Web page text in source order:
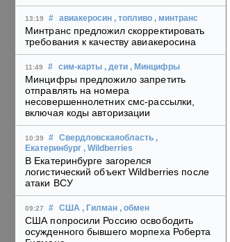
13:19 # авиакеросин , топливо , минтранс
Минтранс предложил скорректировать
требования к качеству авиакеросина
11:49 # сим-карты , дети , Минцифры
Минцифры предложило запретить
отправлять на номера
несовершеннолетних смс-рассылки,
включая коды авторизации
10:39 # Свердловскаяобласть ,
Екатеринбург , Wildberries
В Екатеринбурге загорелся
логистический объект Wildberries после
атаки ВСУ
09:27 # США , Гилман , обмен
США попросили Россию освободить
осужденного бывшего морпеха Роберта